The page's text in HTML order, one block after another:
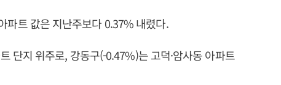
파트 값은 지난주보다 0.37% 내렸다.
단지 위주로, 강동구(-0.47%)는 고덕·암사동 아파트